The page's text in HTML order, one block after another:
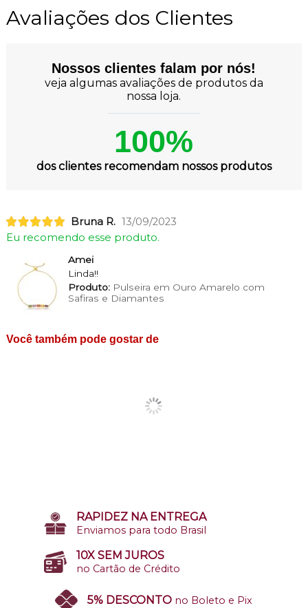
Avaliações dos Clientes
Nossos clientes falam por nós!
veja algumas avaliações de produtos da
nossa loja.
100%
dos clientes recomendam nossos produtos
Bruna R. 13/09/2023
Eu recomendo esse produto.
Amei
Linda!!
Produto:Pulseira em Ouro Amarelo com
Safiras e Diamantes
Você também pode gostar de
RAPIDEZ NA ENTREGA
Enviamos para todo Brasil
10X SEM JUROS
no Cartão de Crédito
5% DESCONTO no Boleto e Pix